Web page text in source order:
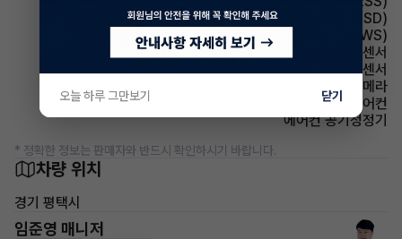
주행안전 후측방경보시스템(BSD)
주행안전 차선이탈경보(LDWS)
주차보조 전방감지센서
주차보조 후방감지센서
주차보조 후방카메라
에어컨 풀오토에어컨
에어컨 공기청정기
* 정확한 정보는 판매자와 반드시 확인하시기 바랍니다.
차량 위치
경기 평택시
임준영 매니저
오늘 하루 그만보기 닫기